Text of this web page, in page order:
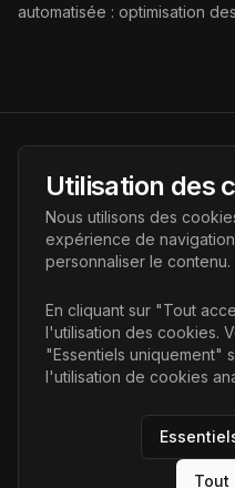
automatisée : optimisation
AI Futur
Portail de l'avenir de
découvrir les dernières
Liens
Accueil
Articles
AI
Utilisation des
Nous utilisons des
expérience de
personnaliser le contenu.
En cliquant sur "Tout
l'utilisation des cookies.
"Essentiels uniquement"
l'utilisation de cookies
Tout